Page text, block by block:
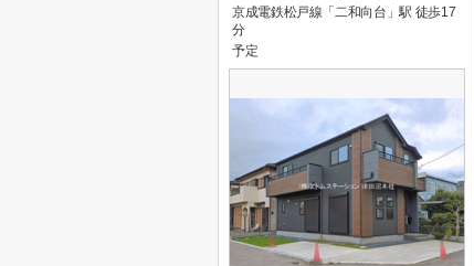
京成電鉄松戸線「二和向台」駅 徒歩17
分
予定